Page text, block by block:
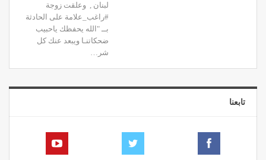
لبنان , وعلقت زوجة
#راغب_علامة على الحادثة
بــ "الله يحفظك ياحبيب
ضحكاتنـا ويبعد عنك كل
شر…
تابعنا